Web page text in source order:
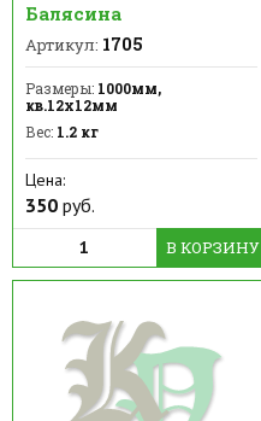
Балясина
Артикул: 1705
Размеры: 1000мм,
кв.12х12мм
Вес: 1.2 кг
Цена:
350 руб.
В КОРЗИНУ